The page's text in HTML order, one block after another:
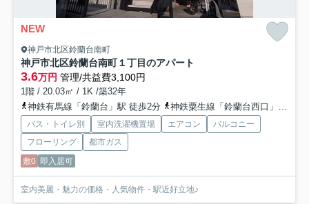
NEW
神戸市北区鈴蘭台南町
神戸市北区鈴蘭台南町１丁目のアパート
3.6万円 管理/共益費3,100円
1階 / 20.03㎡ / 1K /築32年
神鉄有馬線「鈴蘭台」駅 徒歩2分
神鉄粟生線「鈴蘭台西口」駅 徒歩9分
バス・トイレ別 室内洗濯機置場 エアコン
バルコニー
フローリング
都市ガス
敷0 即入居可
室内美麗・魅力の価格・人気物件・駅近好立地♪